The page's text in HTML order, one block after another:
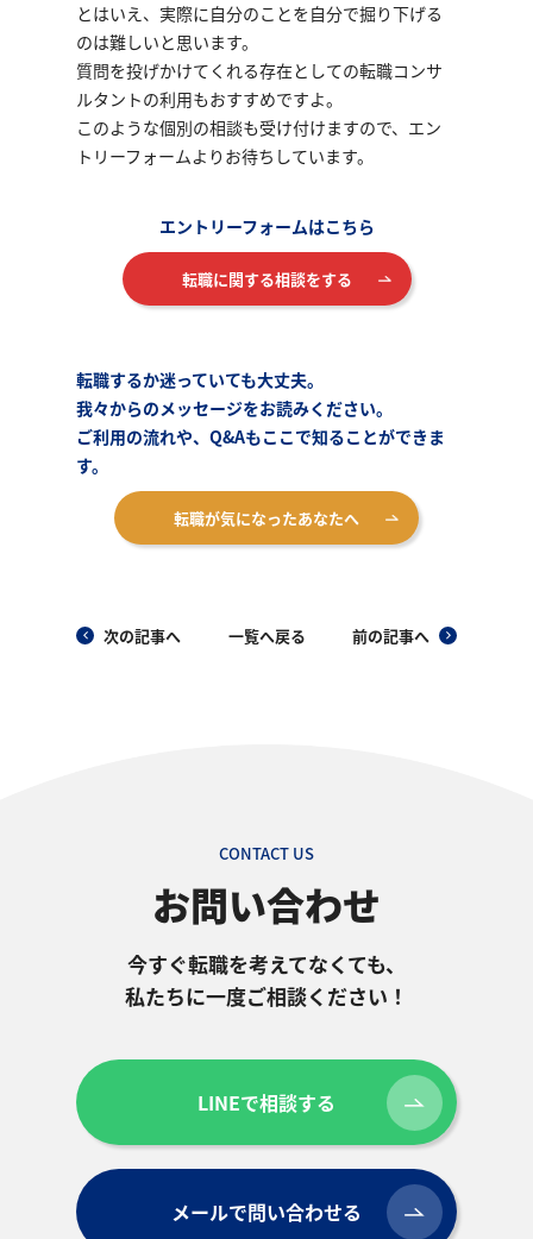
とはいえ、実際に自分のことを自分で掘り下げる
のは難しいと思います。
質問を投げかけてくれる存在としての転職コンサ
ルタントの利用もおすすめですよ。
このような個別の相談も受け付けますので、エン
トリーフォームよりお待ちしています。
エントリーフォームはこちら
転職に関する相談をする
転職するか迷っていても大丈夫。
我々からのメッセージをお読みください。
ご利用の流れや、Q&Aもここで知ることができま
す。
転職が気になったあなたへ
次の記事へ 一覧へ戻る 前の記事へ
CONTACT US
お問い合わせ
今すぐ転職を考えてなくても、
私たちに一度ご相談ください！
LINEで相談する
メールで問い合わせる